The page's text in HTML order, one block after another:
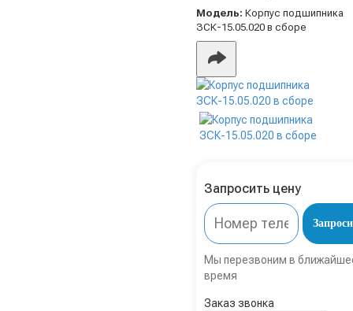
Модель: Корпус подшипника
ЗСК-15.05.020 в сборе
Запросить цену
Мы перезвоним в
время
Заказ звонка